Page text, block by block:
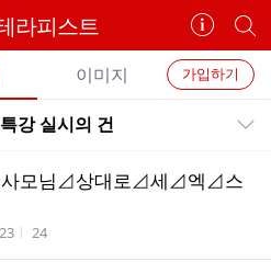
라피스트
카
페
정
보
개
별
카
페
검
가입하기
이미지
강 실시의 건
모님⊿상대로⊿세⊿엑⊿스
조회수
24